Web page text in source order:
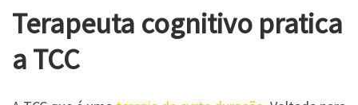
Terapeuta cognitivo pratica
a TCC